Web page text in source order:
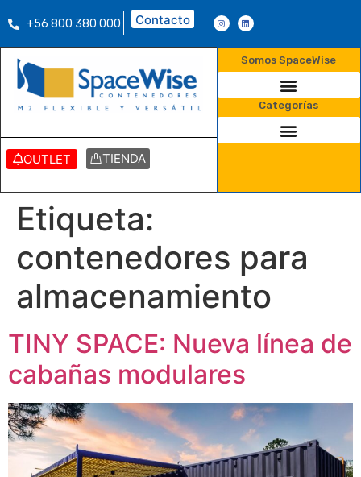
+56 800 380 000 Contacto
OUTLET TIENDA
Somos SpaceWise
Categorías
Etiqueta:
contenedores para
almacenamiento
TINY SPACE: Nueva línea de
cabañas modulares